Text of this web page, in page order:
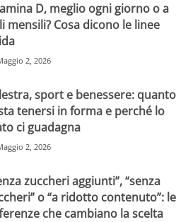
D, meglio ogni giorno o a
mensili? Cosa dicono le linee
2, 2026
sport e benessere: quanto
tenersi in forma e perché lo
ci guadagna
2, 2026
zuccheri aggiunti”, “senza
o “a ridotto contenuto”: le
che cambiano la scelta